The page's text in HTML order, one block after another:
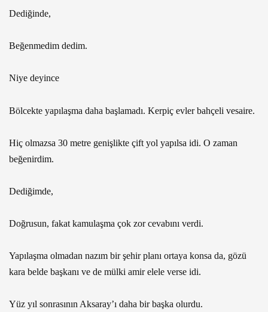
Dediğinde,
Beğenmedim dedim.
Niye deyince
Bölcekte yapılaşma daha başlamadı. Kerpiç evler bahçeli vesaire.
Hiç olmazsa 30 metre genişlikte çift yol yapılsa idi. O zaman
beğenirdim.
Dediğimde,
Doğrusun, fakat kamulaşma çok zor cevabını verdi.
Yapılaşma olmadan nazım bir şehir planı ortaya konsa da, gözü
kara belde başkanı ve de mülki amir elele verse idi.
Yüz yıl sonrasının Aksaray’ı daha bir başka olurdu.